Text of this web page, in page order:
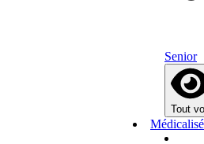
Senior
Tout
Médicalisé